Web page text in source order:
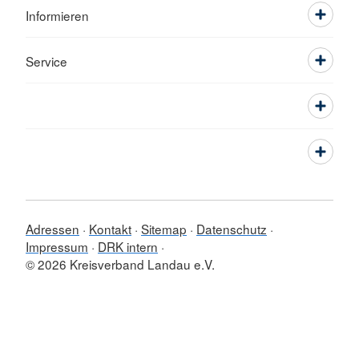
Informieren
Service
Adressen Kontakt Sitemap
Datenschutz
Impressum
DRK intern
© 2026 Kreisverband Landau e.V.